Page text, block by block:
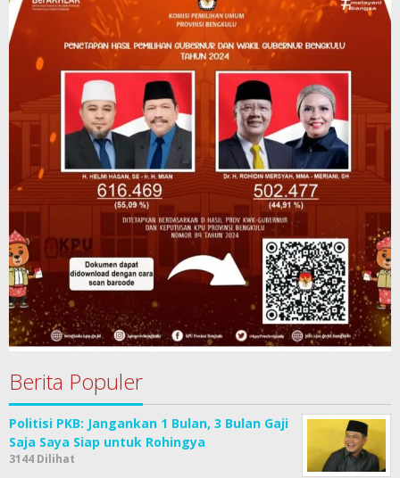
Berita Populer
Politisi PKB: Jangankan 1 Bulan, 3 Bulan Gaji
Saja Saya Siap untuk Rohingya
3144 Dilihat